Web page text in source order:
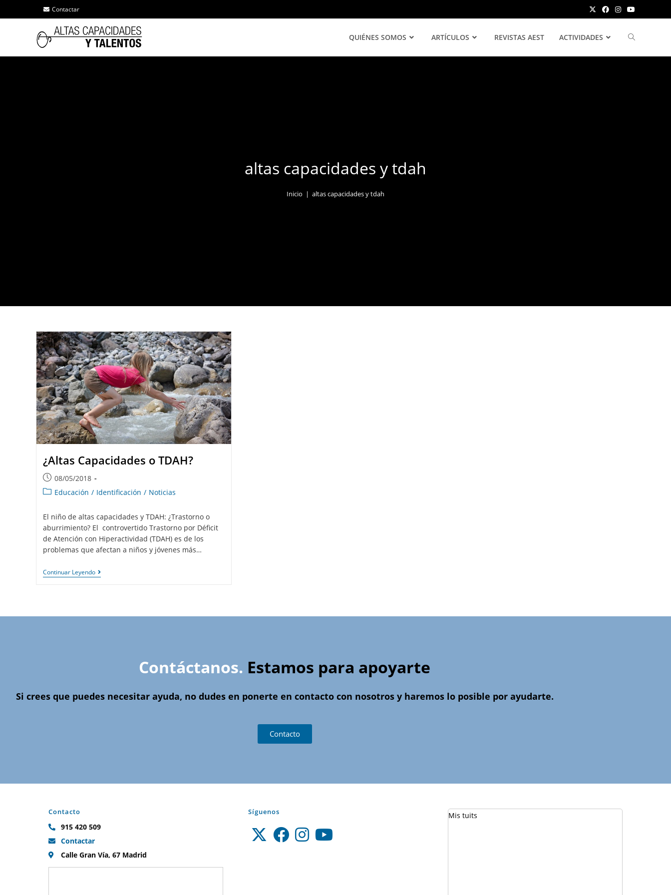
Contactar
QUIÉNES SOMOS ARTÍCULOS REVISTAS AEST ACTIVIDADES
altas capacidades y tdah
Inicio | altas capacidades y tdah
¿Altas Capacidades o TDAH?
08/05/2018
Educación / Identificación / Noticias
El niño de altas capacidades y TDAH: ¿Trastorno o
aburrimiento? El controvertido Trastorno por Déficit
de Atención con Hiperactividad (TDAH) es de los
problemas que afectan a niños y jóvenes más…
Continuar Leyendo
Contáctanos. Estamos para apoyarte
Si crees que puedes necesitar ayuda, no dudes en ponerte en contacto con nosotros y haremos lo posible por ayudarte.
Contacto
Contacto
915 420 509
Contactar
Calle Gran Vía, 67 Madrid
Síguenos Mis tuits